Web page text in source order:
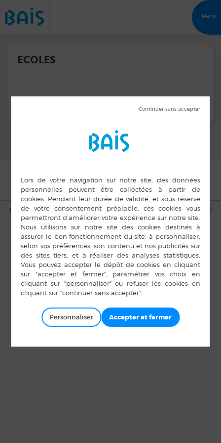
Menu
ECOLES
© Copyright Bais 2015 |Mentions légales| Plan du site| Cookies
|
Accès privé
Personnaliser